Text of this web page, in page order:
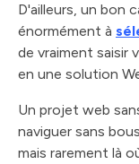
D'ailleurs, un bon
énormément à
de vraiment saisir
en une solution
Un projet web
naviguer sans
mais rarement là